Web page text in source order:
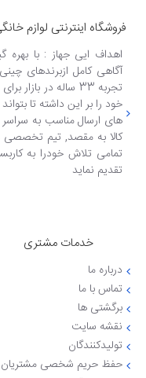
فروشگاه اینترنتی لوازم
اهداف ایی جهاز : با
آگاهی کامل ازبرندهای
تجربه 33 ساله در
خود را بر این داشته تا
های ارسال مناسب به سراسر
کالا به مقصد, تیم تخصصی
تمامی تلاش خودرا به
تقدیم نماید
خدمات مشتری
درباره ما
تماس با ما
برگشتی ها
نقشه سایت
تولیدکنندگان
حفظ حریم شخصی مشتریان